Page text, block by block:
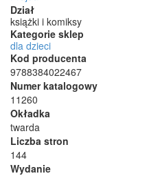
Dział
książki i komiksy
Kategorie sklep
dla dzieci
Kod producenta
9788384022467
Numer katalogowy
11260
Okładka
twarda
Liczba stron
144
Wydanie